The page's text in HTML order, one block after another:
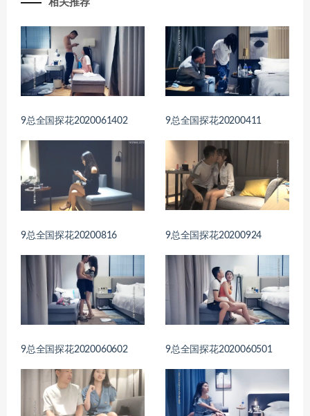
相关推荐
9总全国探花2020061402 9总全国探花20200411
9总全国探花20200816 9总全国探花20200924
9总全国探花2020060602 9总全国探花2020060501